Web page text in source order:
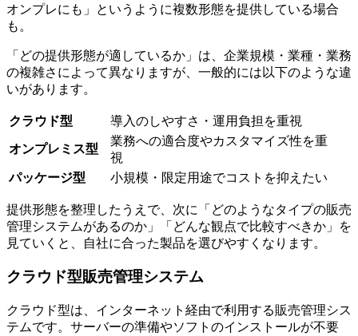
オンプレにも」というように複数形態を提供している場合
も。
「どの提供形態が適しているか」は、企業規模・業種・業務
の複雑さによって異なりますが、一般的には以下のような違
いがあります。
クラウド型 導入のしやすさ・運用負担を重視
オンプレミス型
業務への適合度やカスタマイズ性を重
視
パッケージ型
小規模・限定用途でコストを抑えたい
提供形態を整理したうえで、次に「どのようなタイプの販売
管理システムがあるのか」「どんな観点で比較すべきか」を
見ていくと、自社に合った製品を選びやすくなります。
クラウド型販売管理システム
クラウド型は、インターネット経由で利用する販売管理シス
テムです。サーバーの準備やソフトのインストールが不要